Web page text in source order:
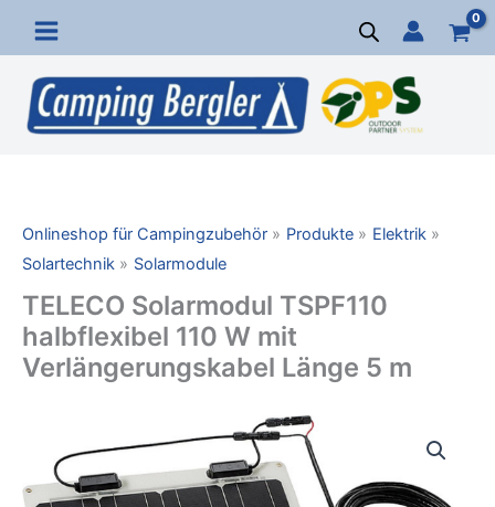
Inhalt
springen
Onlineshop für Campingzubehör Produkte
Elektrik
Solartechnik
Solarmodule
TELECO Solarmodul TSPF110
halbflexibel 110 W mit
Verlängerungskabel Länge 5 m